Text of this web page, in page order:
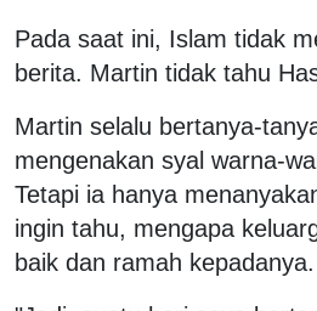
Pada saat ini, Islam tidak
berita. Martin tidak tahu
Martin selalu bertanya-
mengenakan syal warna-
Tetapi ia hanya
ingin tahu, mengapa
baik dan ramah kepadanya.